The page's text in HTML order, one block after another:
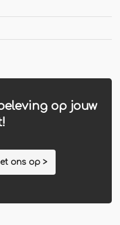
op jouw
ons op >